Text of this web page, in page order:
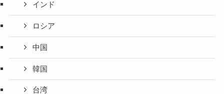
インド
ロシア
中国
韓国
台湾